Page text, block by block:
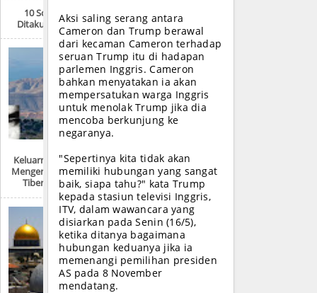
10 Sosok Paling
Ditakuti AS Saat Ini
Keluarnya Dajjal Dan
Mengeringnya Danau
Tiberias Di Israel
Aksi saling serang antara
Cameron dan Trump berawal
dari kecaman Cameron terhadap
seruan Trump itu di hadapan
parlemen Inggris. Cameron
bahkan menyatakan ia akan
mempersatukan warga Inggris
untuk menolak Trump jika dia
mencoba berkunjung ke
negaranya.
"Sepertinya kita tidak akan
memiliki hubungan yang sangat
baik, siapa tahu?" kata Trump
kepada stasiun televisi Inggris,
ITV, dalam wawancara yang
disiarkan pada Senin (16/5),
ketika ditanya bagaimana
hubungan keduanya jika ia
memenangi pemilihan presiden
AS pada 8 November
mendatang.